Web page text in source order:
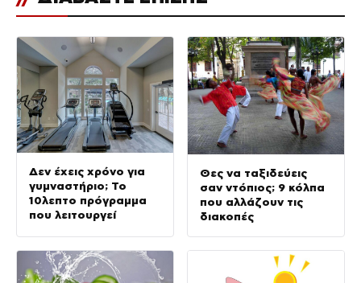
Δεν έχεις χρόνο για
γυμναστήριο; Το
10λεπτο πρόγραμμα
που λειτουργεί
Θες να ταξιδεύεις
σαν ντόπιος; 9 κόλπα
που αλλάζουν τις
διακοπές